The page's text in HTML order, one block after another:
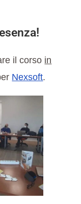
il corso in
Nexsoft.